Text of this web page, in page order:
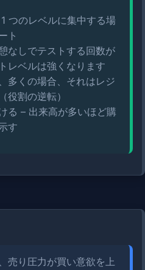
つのレベルに集中する場
ト
なしでテストする回数が
レベルは強くなります
多くの場合、それはレジ
役割の逆転）
る – 出来高が多いほど購
す
売り圧力が買い意欲を上